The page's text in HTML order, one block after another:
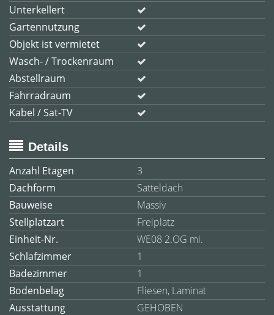
Unterkellert
Gartennutzung
Objekt ist vermietet
Wasch- / Trockenraum
Abstellraum
Fahrradraum
Kabel / Sat-TV
Details
Anzahl Etagen
3
Dachform
Satteldach
Bauweise
Massiv
Stellplatzart
Freiplatz
Einheit-Nr.
WE08 2.OG mi.
Schlafzimmer
1
Badezimmer
1
Bodenbelag
Fliesen, Laminat
Ausstattung
GEHOBEN